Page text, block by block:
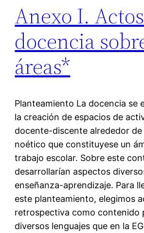
Anexo I.
docencia
áreas*
Planteamiento La docencia se
la creación de espacios de
docente-discente alrededor
noético que constituyese un
trabajo escolar. Sobre este
desarrollarían aspectos
enseñanza-aprendizaje. Para
este planteamiento, elegimos
retrospectiva como contenido
diversos lenguajes que en la